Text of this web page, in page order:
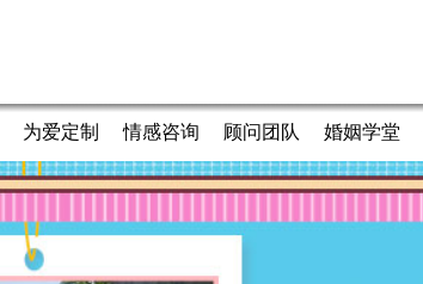
为爱定制 情感咨询 顾问团队 婚姻学堂